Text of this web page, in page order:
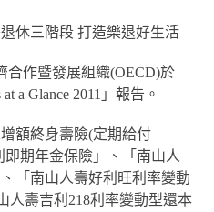
合作暨發展組織(OECD)於
a Glance 2011」報告。
額終身壽險(定期給付
期年金保險」、「南山人
「南山人壽好利旺利率變動
人壽吉利218利率變動型還本